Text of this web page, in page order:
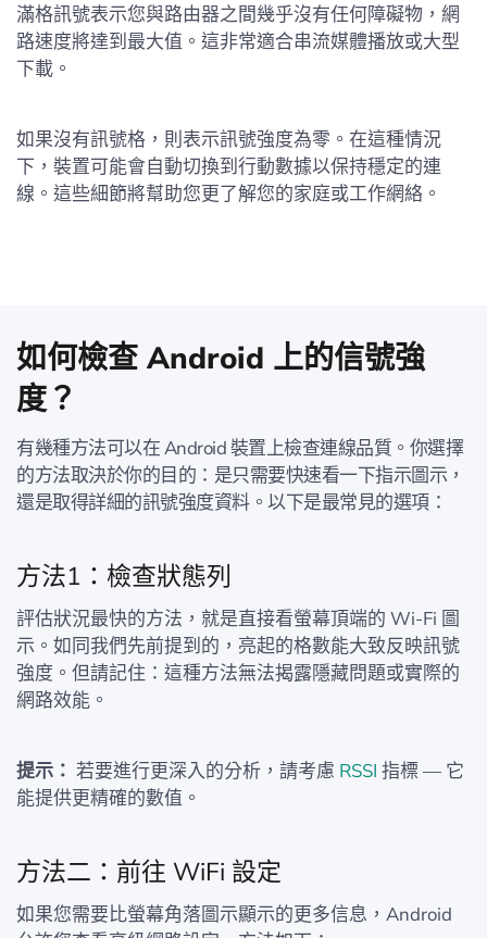
滿格訊號表示您與路由器之間幾乎沒有任何障礙物，網
路速度將達到最大值。這非常適合串流媒體播放或大型
下載。
如果沒有訊號格，則表示訊號強度為零。在這種情況
下，裝置可能會自動切換到行動數據以保持穩定的連
線。這些細節將幫助您更了解您的家庭或工作網絡。
如何檢查 Android 上的信號強
度？
有幾種方法可以在 Android 裝置上檢查連線品質。你選擇
的方法取決於你的目的：是只需要快速看一下指示圖示，
還是取得詳細的訊號強度資料。以下是最常見的選項：
方法1：檢查狀態列
評估狀況最快的方法，就是直接看螢幕頂端的 Wi‑Fi 圖
示。如同我們先前提到的，亮起的格數能大致反映訊號
強度。但請記住：這種方法無法揭露隱藏問題或實際的
網路效能。
提示： 若要進行更深入的分析，請考慮 RSSI 指標 — 它
能提供更精確的數值。
方法二：前往 WiFi 設定
如果您需要比螢幕角落圖示顯示的更多信息，Android